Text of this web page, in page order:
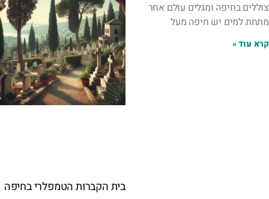
צוללים בחיפה ומגלים עולם אחר
מתחת למים יש חיפה מעל
קרא עוד »
בית הקברות הטמפלרי בחיפה